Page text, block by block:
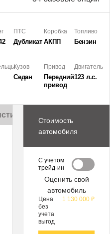
ПТС
Дубликат
Коробка
АКПП
Топливо
Бензин
Кузов
Седан
Привод
Передний
привод
Двигатель
123 л.с.
Стоимость
автомобиля
С учетом
трейд-ин
Оценить свой
автомобиль
Цена
без
учета
выгод
1 130 000 ₽